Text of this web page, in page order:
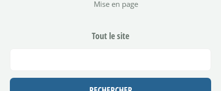
Mise en page
Tout le site